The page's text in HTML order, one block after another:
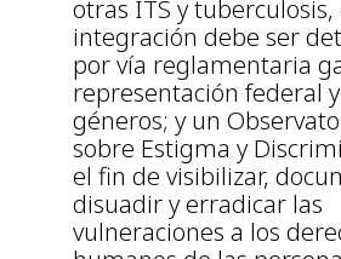
otras ITS y tuberculosis,
integración debe ser
por vía reglamentaria
representación federal
géneros; y un
sobre Estigma y
el fin de visibilizar,
disuadir y erradicar las
vulneraciones a los